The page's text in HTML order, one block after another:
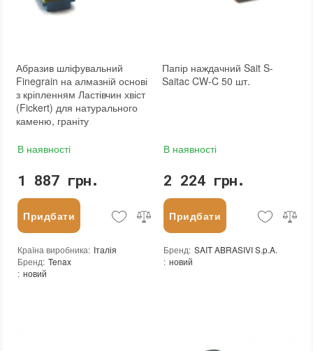
Абразив шліфувальний
Finegrain на алмазній основі
з кріпленням Ластівчин хвіст
(Fickert) для натурального
каменю, граніту
В наявності
1 887 грн.
Придбати
Країна виробника: Італія
Бренд: Tenax
: новий
Папір наждачний Sait S-
Saitac CW-C 50 шт.
В наявності
2 224 грн.
Придбати
Бренд: SAIT ABRASIVI S.p.A.
: новий